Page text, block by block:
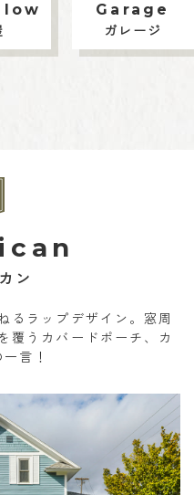
Garage
ガレージ
ン
るラップデザイン。窓周
覆うカバードポーチ、カ
言！